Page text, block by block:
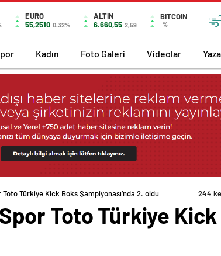
EURO
55,2510 0.32%
ALTIN
6.660,55 2,59
BITCOIN
%
Kadın Foto Galeri Videolar
Türkiye Kick Boks Şampiyonası’nda 2. oldu 244
Toto Türkiye